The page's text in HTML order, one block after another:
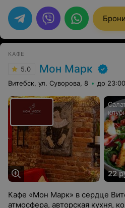
КАФЕ
5.0 Мон Марк
Витебск, ул. Суворова, 8 до 23:00
22
Кафе «Мон Марк» в сердце
атмосфера, авторская кухня,